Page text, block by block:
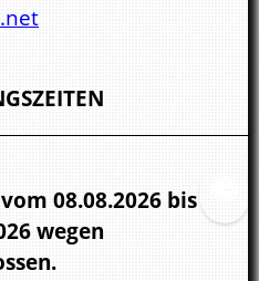
08.08.2026 bis
wegen